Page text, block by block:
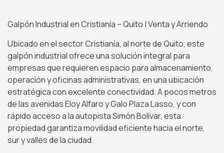
Galpón Industrial en Cristianía – Quito | Venta y Arriendo
Ubicado en el sector Cristianía, al norte de Quito, este
galpón industrial ofrece una solución integral para
empresas que requieren espacio para almacenamiento,
operación y oficinas administrativas, en una ubicación
estratégica con excelente conectividad. A pocos metros
de las avenidas Eloy Alfaro y Galo Plaza Lasso, y con
rápido acceso a la autopista Simón Bolívar, esta
propiedad garantiza movilidad eficiente hacia el norte,
sur y valles de la ciudad.